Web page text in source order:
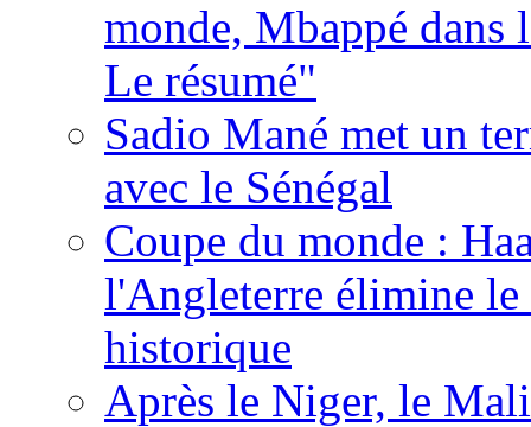
monde, Mbappé dans
Le résumé"
Sadio Mané met un
avec le Sénégal
Coupe du monde :
l'Angleterre élimine
historique
Après le Niger, le